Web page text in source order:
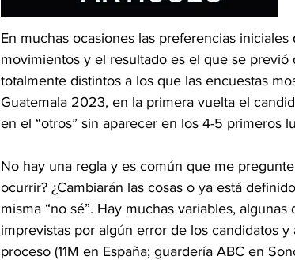
En muchas ocasiones las preferencias
movimientos y el resultado es el que se
totalmente distintos a los que las encuestas
Guatemala 2023, en la primera vuelta el
en el “otros” sin aparecer en los 4-5 primeros
No hay una regla y es común que me
ocurrir? ¿Cambiarán las cosas o ya está
misma “no sé”. Hay muchas variables,
imprevistas por algún error de los candidatos
proceso (11M en España; guardería ABC en